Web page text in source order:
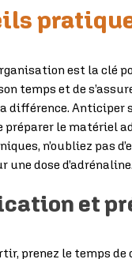
est la clé
temps et de
différence. Anticiper
préparer le matériel
n’oubliez pas
une dose d’adrénaline.
et
prenez le temps